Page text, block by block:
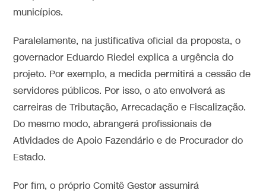
municípios.
Paralelamente, na justificativa oficial da proposta, o
governador Eduardo Riedel explica a urgência do
projeto. Por exemplo, a medida permitirá a cessão de
servidores públicos. Por isso, o ato envolverá as
carreiras de Tributação, Arrecadação e Fiscalização.
Do mesmo modo, abrangerá profissionais de
Atividades de Apoio Fazendário e de Procurador do
Estado.
Por fim, o próprio Comitê Gestor assumirá